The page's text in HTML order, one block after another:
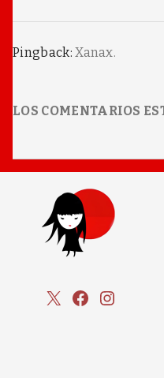
Pingback:Xanax.
LOS COMENTARIOS
X Facebook Instagram